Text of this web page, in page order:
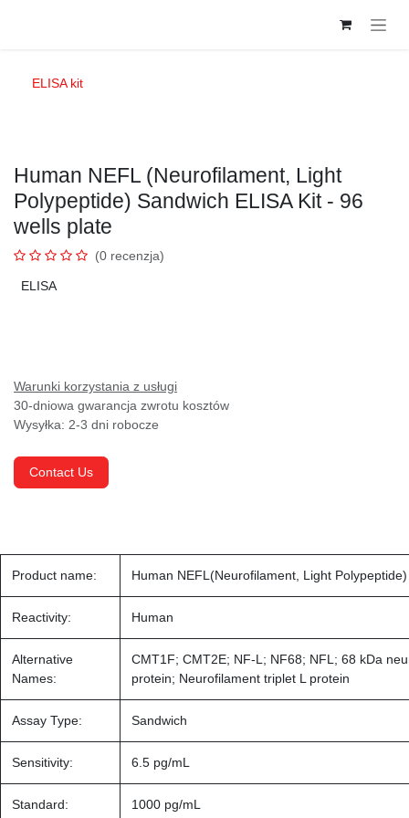
ELISA kit
Human NEFL (Neurofilament, Light
Polypeptide) Sandwich ELISA Kit - 96
wells plate
(0 recenzja)
ELISA
Warunki korzystania z usługi
30-dniowa gwarancja zwrotu kosztów
Wysyłka: 2-3 dni robocze
Contact Us
Product name: Human NEFL(Neurofilament, Light Polypeptide)
Reactivity: Human
Alternative
Names:
CMT1F; CMT2E; NF-L; NF68; NFL; 68 kDa
protein; Neurofilament triplet L protein
Assay Type: Sandwich
Sensitivity: 6.5 pg/mL
Standard: 1000 pg/mL